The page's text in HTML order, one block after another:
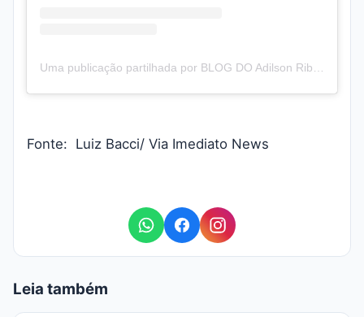
Fonte: Luiz Bacci/ Via Imediato News
Leia também